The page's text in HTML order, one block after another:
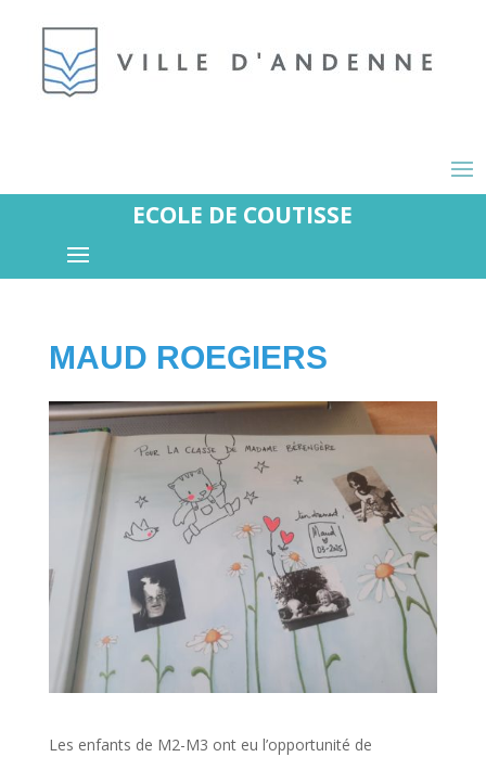
ECOLE DE COUTISSE
MAUD ROEGIERS
Les enfants de M2-M3 ont eu l’opportunité de